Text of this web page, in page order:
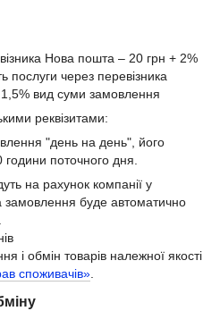
Нова пошта – 20 грн + 2%
послуги через перевізника
вид суми замовлення
реквізитами:
"день на день", його
поточного дня.
на рахунок компанії у
замовлення буде автоматично
і обмін товарів належної якості
споживачів»